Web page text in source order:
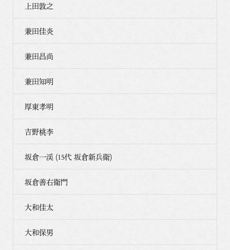
上田敦之
兼田佳炎
兼田昌尚
兼田知明
厚東孝明
吉野桃李
坂倉一渓 (15代 坂倉新兵衛)
坂倉善右衛門
大和佳太
大和保男